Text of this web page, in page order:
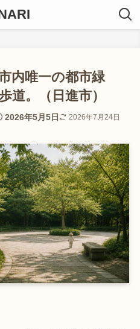
内唯一の都市緑
道。（日進市）
2026年5月5日 2026年7月24日